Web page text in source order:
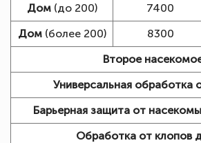
Дом(до 200) 7400
Дом(более 200) 8300
Второе
Универсальная обработка
Барьерная защита от
Обработка от клопов